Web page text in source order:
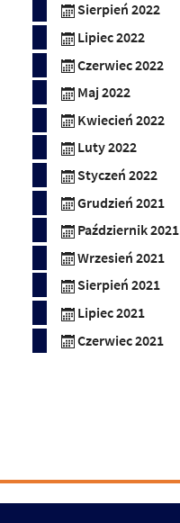
Sierpień 2022
Lipiec 2022
Czerwiec 2022
Maj 2022
Kwiecień 2022
Luty 2022
Styczeń 2022
Grudzień 2021
Październik 2021
Wrzesień 2021
Sierpień 2021
Lipiec 2021
Czerwiec 2021